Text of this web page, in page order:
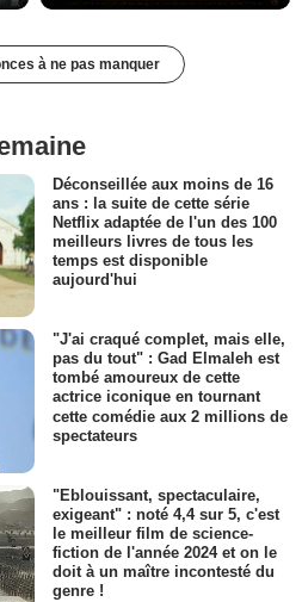
à ne pas manquer
Déconseillée aux moins de 16
ans : la suite de cette série
Netflix adaptée de l'un des 100
meilleurs livres de tous les
temps est disponible
aujourd'hui
"J'ai craqué complet, mais elle,
pas du tout" : Gad Elmaleh est
tombé amoureux de cette
actrice iconique en tournant
cette comédie aux 2 millions de
spectateurs
"Eblouissant, spectaculaire,
exigeant" : noté 4,4 sur 5, c'est
le meilleur film de science-
fiction de l'année 2024 et on le
doit à un maître incontesté du
genre !